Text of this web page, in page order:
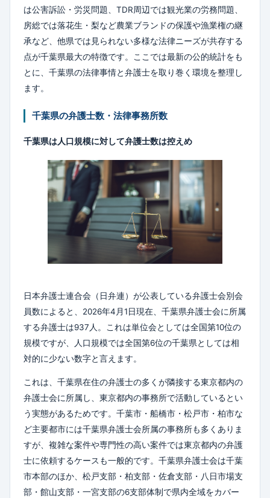
は公害訴訟・労災問題、TDR周辺では観光業の労務問題、
房総では落花生・梨など農業ブランドの保護や漁業権の継
承など、他県では見られない多様な法律ニーズが共存する
点が千葉県最大の特徴です。ここでは最新の公的統計をも
とに、千葉県の法律事情と弁護士を取り巻く環境を整理し
ます。
千葉県の弁護士数・法律事務所数
千葉県は人口規模に対して弁護士数は控えめ
日本弁護士連合会（日弁連）が公表している弁護士会別会
員数によると、2026年4月1日現在、千葉県弁護士会に所属
する弁護士は937人。これは単位会としては全国第10位の
規模ですが、人口規模では全国第6位の千葉県としては相
対的に少ない数字と言えます。
これは、千葉県在住の弁護士の多くが隣接する東京都内の
弁護士会に所属し、東京都内の事務所で活動しているとい
う実態があるためです。千葉市・船橋市・松戸市・柏市な
ど主要都市には千葉県弁護士会所属の事務所も多くありま
すが、複雑な案件や専門性の高い案件では東京都内の弁護
士に依頼するケースも一般的です。千葉県弁護士会は千葉
市本部のほか、松戸支部・柏支部・佐倉支部・八日市場支
部・館山支部・一宮支部の6支部体制で県内全域をカバー